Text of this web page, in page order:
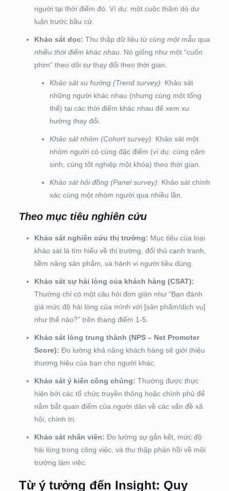
người tại thời điểm đó. Ví dụ: một cuộc thăm dò dư
luận trước bầu cử.
Khảo sát dọc: Thu thập dữ liệu từ cùng một mẫuqua
nhiều thời điểm khác nhau. Nó giống như một “cuốn
phim” theo dõi sự thay đổi theo thời gian.
Khảo sát xu hướng (Trend survey):Khảo sát
những người khác nhau (nhưng cùng một tổng
thể) tại các thời điểm khác nhau để xem xu
hướng thay đổi.
Khảo sát nhóm (Cohort survey):Khảo sát một
nhóm người có cùng đặc điểm (ví dụ: cùng năm
sinh, cùng tốt nghiệp một khóa) theo thời gian.
Khảo sát hội đồng (Panel survey):Khảo sát chính
xác cùng một nhóm người qua nhiều lần.
Theo mục tiêu nghiên cứu
Khảo sát nghiên cứu thị trường: Mục tiêu của loại
khảo sát là tìm hiểu về thị trường, đối thủ cạnh tranh,
tiềm năng sản phẩm, và hành vi người tiêu dùng.
Khảo sát sự hài lòng của khách hàng (CSAT):
Thường chỉ có một câu hỏi đơn giản như “Bạn đánh
giá mức độ hài lòng của mình với [sản phẩm/dịch vụ]
như thế nào?” trên thang điểm 1-5.
Khảo sát lòng trung thành (NPS – Net Promoter
Score): Đo lường khả năng khách hàng sẽ giới thiệu
thương hiệu của bạn cho người khác.
Khảo sát ý kiến công chúng: Thường được thực
hiện bởi các tổ chức truyền thông hoặc chính phủ để
nắm bắt quan điểm của người dân về các vấn đề xã
hội, chính trị.
Khảo sát nhân viên: Đo lường sự gắn kết, mức độ
hài lòng trong công việc, và thu thập phản hồi về môi
trường làm việc.
Từ ý tưởng đến Insight: Quy